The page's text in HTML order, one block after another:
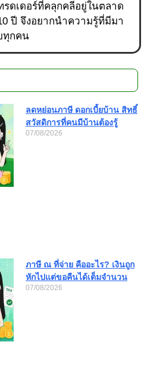
ดเดอร์ที่คลุกคลีอยู่ในตลาด
ปี จึงอยากนำความรู้ที่มีมา
ทุกคน
ลดหย่อนภาษี ดอกเบี้ยบ้าน สิทธิ์
สวัสดิการที่คนมีบ้านต้องรู้
07/08/2026
ภาษี ณ ที่จ่าย คืออะไร? เงินถูก
หักไปแต่ขอคืนได้เต็มจำนวน
07/08/2026